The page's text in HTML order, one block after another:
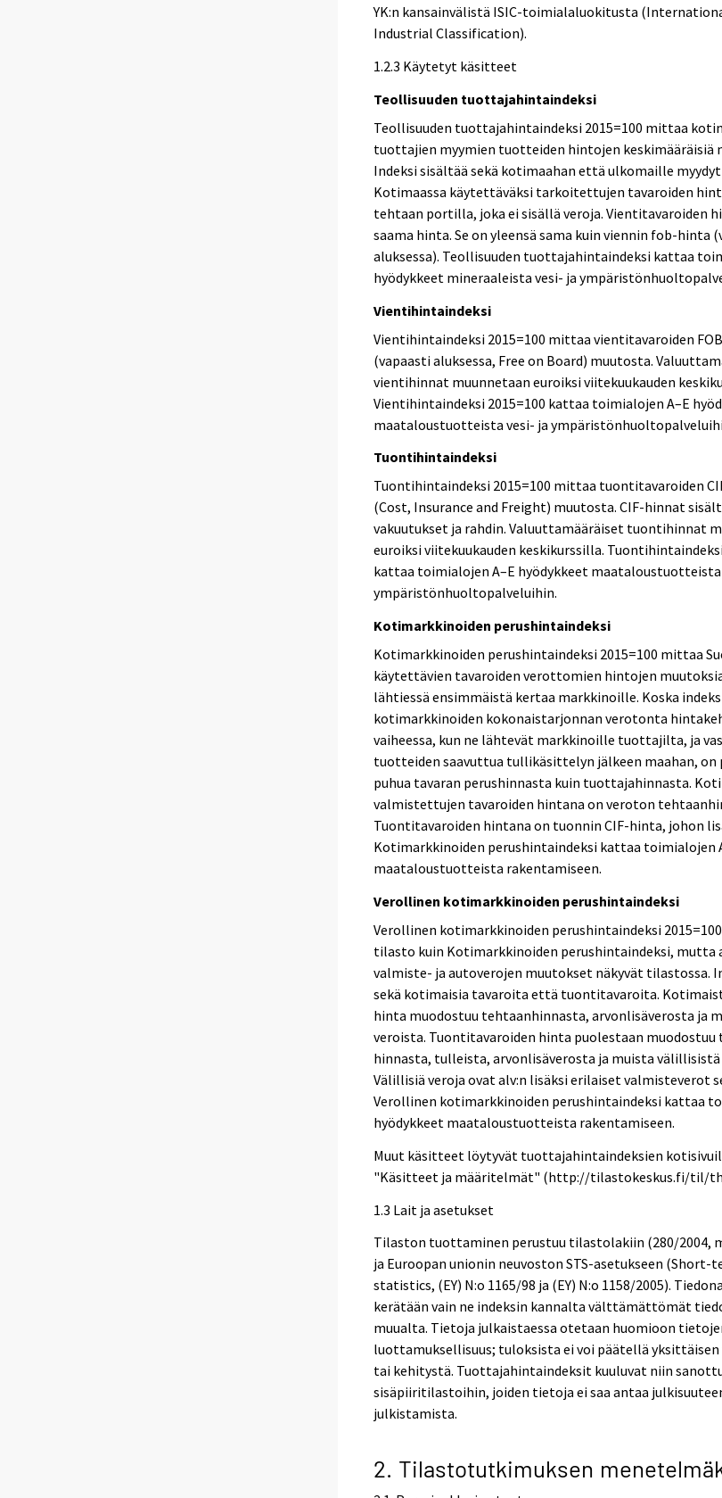
YK:n kansainvälistä ISIC-toimialaluokitusta
Industrial Classification).
1.2.3 Käytetyt käsitteet
Teollisuuden tuottajahintaindeksi
Teollisuuden tuottajahintaindeksi 2015=100 mittaa
tuottajien myymien tuotteiden hintojen keskimääräisiä
Indeksi sisältää sekä kotimaahan että ulkomaille
Kotimaassa käytettäväksi tarkoitettujen tavaroiden
tehtaan portilla, joka ei sisällä veroja. Vientitavaroiden
saama hinta. Se on yleensä sama kuin viennin fob-hinta
aluksessa). Teollisuuden tuottajahintaindeksi kattaa
hyödykkeet mineraaleista vesi- ja
Vientihintaindeksi
Vientihintaindeksi 2015=100 mittaa vientitavaroiden
(vapaasti aluksessa, Free on Board) muutosta.
vientihinnat muunnetaan euroiksi viitekuukauden
Vientihintaindeksi 2015=100 kattaa toimialojen A–E
maataloustuotteista vesi- ja
Tuontihintaindeksi
Tuontihintaindeksi 2015=100 mittaa tuontitavaroiden
(Cost, Insurance and Freight) muutosta. CIF-hinnat
vakuutukset ja rahdin. Valuuttamääräiset tuontihinnat
euroiksi viitekuukauden keskikurssilla.
kattaa toimialojen A–E hyödykkeet maataloustuotteista
ympäristönhuoltopalveluihin.
Kotimarkkinoiden perushintaindeksi
Kotimarkkinoiden perushintaindeksi 2015=100 mittaa
käytettävien tavaroiden verottomien hintojen
lähtiessä ensimmäistä kertaa markkinoille. Koska
kotimarkkinoiden kokonaistarjonnan verotonta
vaiheessa, kun ne lähtevät markkinoille tuottajilta, ja
tuotteiden saavuttua tullikäsittelyn jälkeen maahan, on
puhua tavaran perushinnasta kuin tuottajahinnasta.
valmistettujen tavaroiden hintana on veroton
Tuontitavaroiden hintana on tuonnin CIF-hinta, johon
Kotimarkkinoiden perushintaindeksi kattaa toimialojen
maataloustuotteista rakentamiseen.
Verollinen kotimarkkinoiden perushintaindeksi
Verollinen kotimarkkinoiden perushintaindeksi
tilasto kuin Kotimarkkinoiden perushintaindeksi, mutta
valmiste- ja autoverojen muutokset näkyvät tilastossa.
sekä kotimaisia tavaroita että tuontitavaroita.
hinta muodostuu tehtaanhinnasta, arvonlisäverosta ja
veroista. Tuontitavaroiden hinta puolestaan muodostuu
hinnasta, tulleista, arvonlisäverosta ja muista välillisistä
Välillisiä veroja ovat alv:n lisäksi erilaiset valmisteverot
Verollinen kotimarkkinoiden perushintaindeksi kattaa
hyödykkeet maataloustuotteista rakentamiseen.
Muut käsitteet löytyvät tuottajahintaindeksien
"Käsitteet ja määritelmät" (http://tilastokeskus.fi/til/
1.3 Lait ja asetukset
Tilaston tuottaminen perustuu tilastolakiin (280/2004,
ja Euroopan unionin neuvoston STS-asetukseen (Short-
statistics, (EY) N:o 1165/98 ja (EY) N:o 1158/2005).
kerätään vain ne indeksin kannalta välttämättömät
muualta. Tietoja julkaistaessa otetaan huomioon
luottamuksellisuus; tuloksista ei voi päätellä
tai kehitystä. Tuottajahintaindeksit kuuluvat niin
sisäpiiritilastoihin, joiden tietoja ei saa antaa
julkistamista.
2. Tilastotutkimuksen